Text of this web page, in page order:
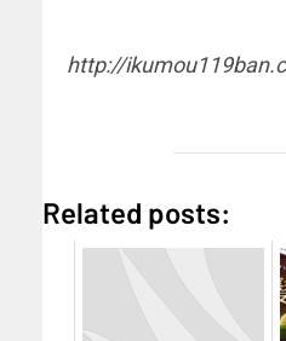
http://
Related posts: